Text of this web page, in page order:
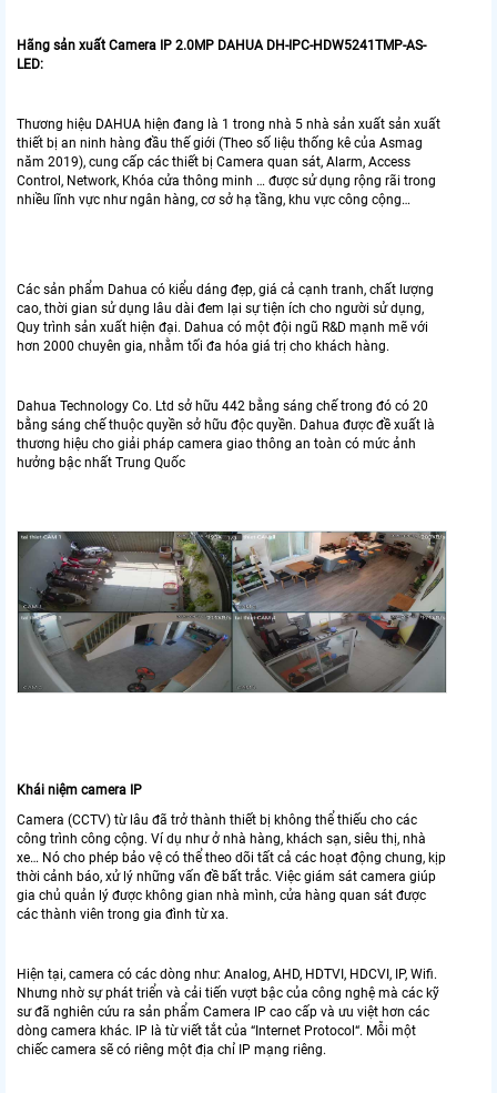
Hãng sản xuất Camera IP 2.0MP DAHUA DH-IPC-HDW5241TMP-AS-
LED:
Thương hiệu DAHUA hiện đang là 1 trong nhà 5 nhà sản xuất sản xuất
thiết bị an ninh hàng đầu thế giới (Theo số liệu thống kê của Asmag
năm 2019), cung cấp các thiết bị Camera quan sát, Alarm, Access
Control, Network, Khóa cửa thông minh … được sử dụng rộng rãi trong
nhiều lĩnh vực như ngân hàng, cơ sở hạ tầng, khu vực công cộng…
Các sản phẩm Dahua có kiểu dáng đẹp, giá cả cạnh tranh, chất lượng
cao, thời gian sử dụng lâu dài đem lại sự tiện ích cho người sử dụng,
Quy trình sản xuất hiện đại. Dahua có một đội ngũ R&D mạnh mẽ với
hơn 2000 chuyên gia, nhằm tối đa hóa giá trị cho khách hàng.
Dahua Technology Co. Ltd sở hữu 442 bằng sáng chế trong đó có 20
bằng sáng chế thuộc quyền sở hữu độc quyền. Dahua được đề xuất là
thương hiệu cho giải pháp camera giao thông an toàn có mức ảnh
hưởng bậc nhất Trung Quốc
Khái niệm camera IP
Camera (CCTV) từ lâu đã trở thành thiết bị không thể thiếu cho các
công trình công cộng. Ví dụ như ở nhà hàng, khách sạn, siêu thị, nhà
xe… Nó cho phép bảo vệ có thể theo dõi tất cả các hoạt động chung, kịp
thời cảnh báo, xử lý những vấn đề bất trắc. Việc giám sát camera giúp
gia chủ quản lý được không gian nhà mình, cửa hàng quan sát được
các thành viên trong gia đình từ xa.
Hiện tại, camera có các dòng như: Analog, AHD, HDTVI, HDCVI, IP, Wifi.
Nhưng nhờ sự phát triển và cải tiến vượt bậc của công nghệ mà các kỹ
sư đã nghiên cứu ra sản phẩm Camera IP cao cấp và ưu việt hơn các
dòng camera khác. IP là từ viết tắt của “Internet Protocol“. Mỗi một
chiếc camera sẽ có riêng một địa chỉ IP mạng riêng.